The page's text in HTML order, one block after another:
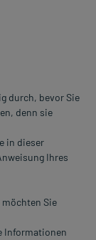
durch, bevor Sie
denn sie
in dieser
Ihres
möchten Sie
Informationen